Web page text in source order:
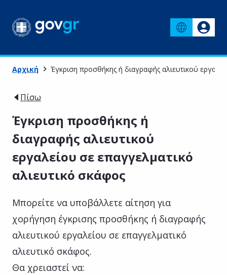
Αρχική Έγκριση προσθήκης ή διαγραφής αλιευτικού
Πίσω
Έγκριση προσθήκης ή
διαγραφής αλιευτικού
εργαλείου σε επαγγελματικό
αλιευτικό σκάφος
Μπορείτε να υποβάλλετε αίτηση για
χορήγηση έγκρισης προσθήκης ή διαγραφής
αλιευτικού εργαλείου σε επαγγελματικό
αλιευτικό σκάφος.
Θα χρειαστεί να: